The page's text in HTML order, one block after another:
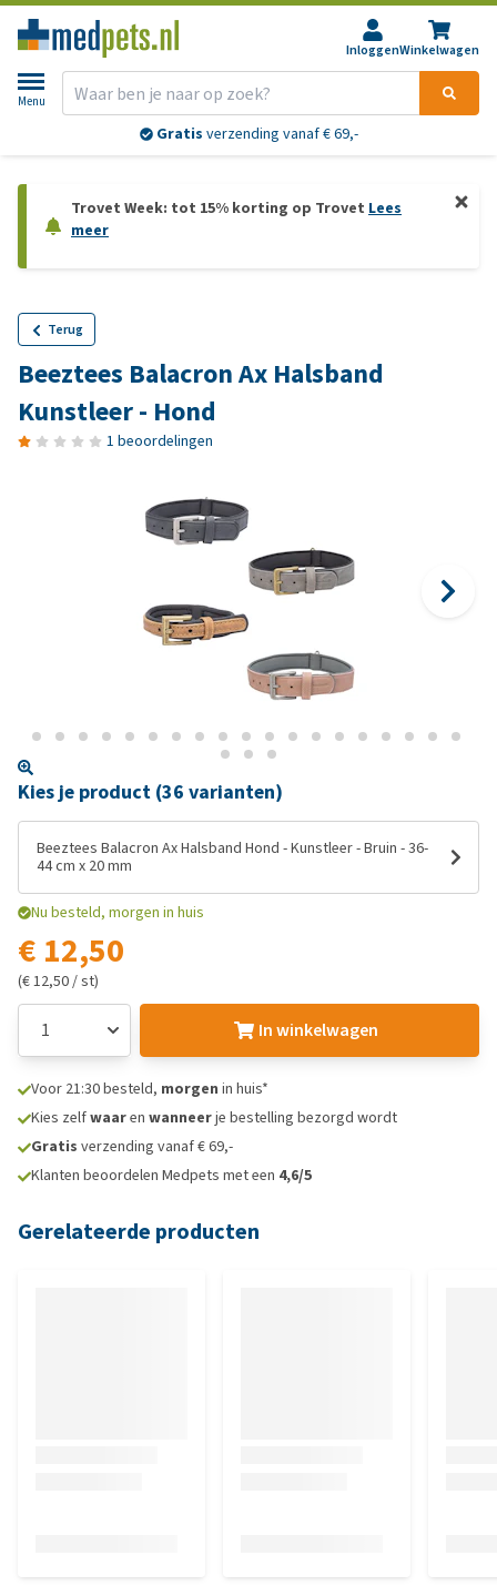
InloggenWinkelwagen
Menu
Gratis verzending vanaf € 69,-
Trovet Week: tot 15% korting op Trovet Lees
meer
Terug
Beeztees Balacron Ax Halsband
Kunstleer - Hond
1 beoordelingen
Kies je product (36 varianten)
Beeztees Balacron Ax Halsband Hond - Kunstleer - Bruin - 36-
44 cm x 20 mm
Nu besteld, morgen in huis
€ 12,50
(€ 12,50 / st)
In winkelwagen
Voor 21:30 besteld, morgen in huis*
Kies zelfwaaren wanneerje bestelling bezorgd wordt
Gratis verzending vanaf € 69,-
Klanten beoordelen Medpets met een 4,6/5
Gerelateerde producten